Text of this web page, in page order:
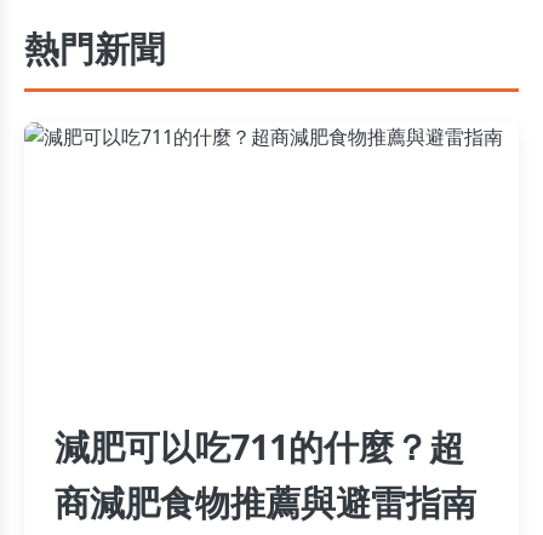
熱門新聞
減肥可以吃711的什麼？超
商減肥食物推薦與避雷指南